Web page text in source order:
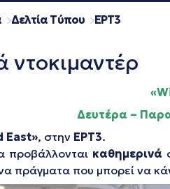
Δελτία Τύπου EΡΤ3
ντοκιμαντέρ
«
Δευτέρα –
East», στην ΕΡΤ3.
προβάλλονται καθημερινά
πράγματα που μπορεί να